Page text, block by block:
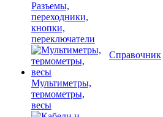
Разъемы,
переходники,
кнопки,
переключатели
Мультиметры,
термометры,
весы
Справочник